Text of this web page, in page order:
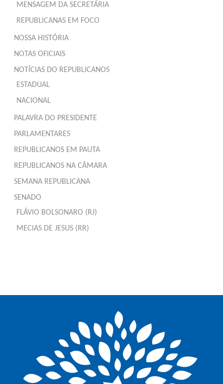
MENSAGEM DA SECRETÁRIA
REPUBLICANAS EM FOCO
NOSSA HISTÓRIA
NOTAS OFICIAIS
NOTÍCIAS DO REPUBLICANOS
ESTADUAL
NACIONAL
PALAVRA DO PRESIDENTE
PARLAMENTARES
REPUBLICANOS EM PAUTA
REPUBLICANOS NA CÂMARA
SEMANA REPUBLICANA
SENADO
FLÁVIO BOLSONARO (RJ)
MECIAS DE JESUS (RR)